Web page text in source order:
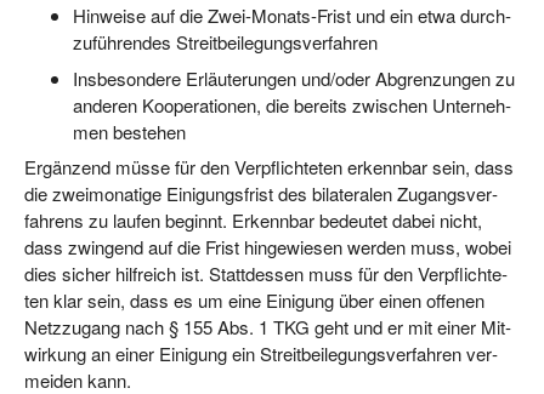
Hin­wei­se auf die Zwei-Monats-Frist und ein etwa durch­
zu­füh­ren­des Streitbeilegungsverfahren
Ins­be­son­de­re Erläu­te­run­gen und/​oder Abgren­zun­gen zu
ande­ren Koope­ra­tio­nen, die bereits zwi­schen Unter­neh­
men bestehen
Ergän­zend müs­se für den Ver­pflich­te­ten erkenn­bar sein, dass
die zwei­mo­na­ti­ge Eini­gungs­frist des bila­te­ra­len Zugangs­ver­
fah­rens zu lau­fen beginnt. Erkenn­bar bedeu­tet dabei nicht,
dass zwin­gend auf die Frist hin­ge­wie­sen wer­den muss, wobei
dies sicher hilf­reich ist. Statt­des­sen muss für den Ver­pflich­te­
ten klar sein, dass es um eine Eini­gung über einen offe­nen
Netz­zu­gang nach § 155 Abs. 1 TKG geht und er mit einer Mit­
wir­kung an einer Eini­gung ein Streit­bei­le­gungs­ver­fah­ren ver­
mei­den kann.